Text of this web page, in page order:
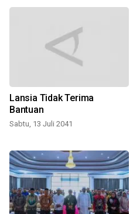
Lansia Tidak Terima
Bantuan
Sabtu, 13 Juli 2041